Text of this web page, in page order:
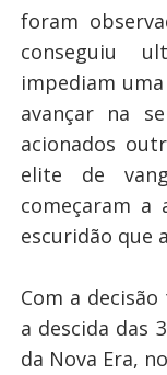
foram
conseguiu
impediam
avançar na
acionados
elite de
começaram a
escuridão que
Com a
a descida das
da Nova Era,